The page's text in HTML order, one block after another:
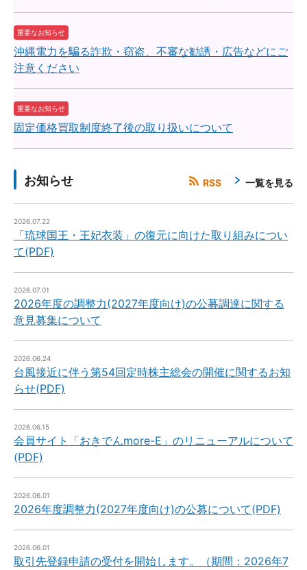
重要なお知らせ
沖縄電力を騙る詐欺・窃盗、不審な勧誘・広告などにご
注意ください
重要なお知らせ
固定価格買取制度終了後の取り扱いについて
お知らせ 一覧を見る
RSS
2026.07.22
「琉球国王・王妃衣装」の復元に向けた取り組みについ
て(PDF)
2026.07.01
2026年度の調整力(2027年度向け)の公募調達に関する
意見募集について
2026.06.24
台風接近に伴う第54回定時株主総会の開催に関するお知
らせ(PDF)
2026.06.15
会員サイト「おきでんmore-E」のリニューアルについて
(PDF)
2026.06.01
2026年度調整力(2027年度向け)の公募について(PDF)
2026.06.01
取引先登録申請の受付を開始します。（期間：2026年7